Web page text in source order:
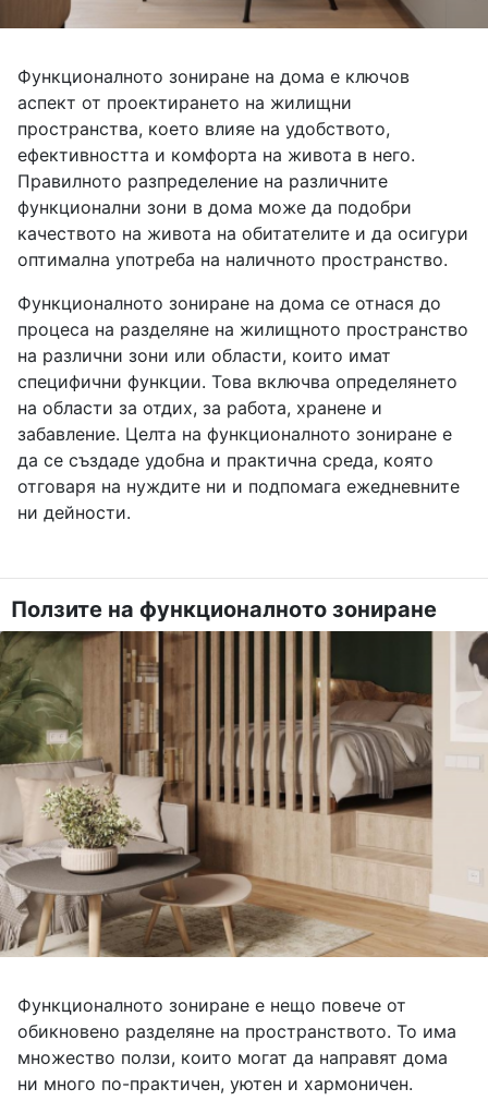
Функционалното зониране на дома е ключов
аспект от проектирането на жилищни
пространства, което влияе на удобството,
ефективността и комфорта на живота в него.
Правилното разпределение на различните
функционални зони в дома може да подобри
качеството на живота на обитателите и да осигури
оптимална употреба на наличното пространство.
Функционалното зониране на дома се отнася до
процеса на разделяне на жилищното пространство
на различни зони или области, които имат
специфични функции. Това включва определянето
на области за отдих, за работа, хранене и
забавление. Целта на функционалното зониране е
да се създаде удобна и практична среда, която
отговаря на нуждите ни и подпомага ежедневните
ни дейности.
Ползите на функционалното зониране
Функционалното зониране е нещо повече от
обикновено разделяне на пространството. То има
множество ползи, които могат да направят дома
ни много по-практичен, уютен и хармоничен.